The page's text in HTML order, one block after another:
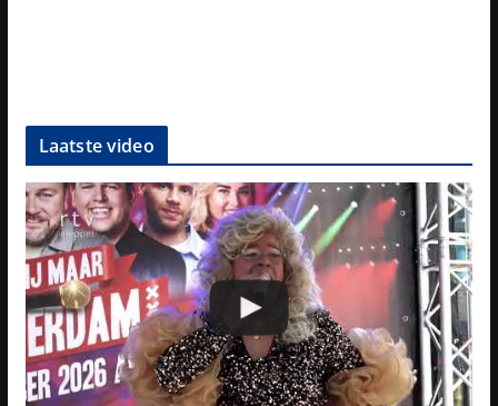
Laatste video